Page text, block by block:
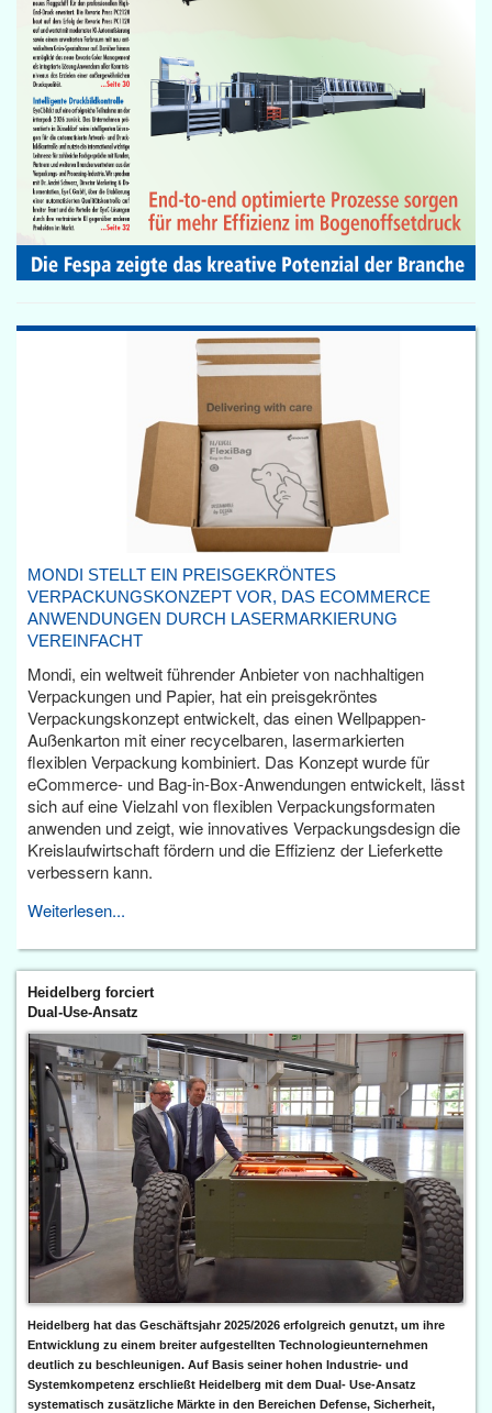
MONDI STELLT EIN PREISGEKRÖNTES
VERPACKUNGSKONZEPT VOR, DAS ECOMMERCE
ANWENDUNGEN DURCH LASERMARKIERUNG
VEREINFACHT
Mondi, ein weltweit führender Anbieter von nachhaltigen
Verpackungen und Papier, hat ein preisgekröntes
Verpackungskonzept entwickelt, das einen Wellpappen-
Außenkarton mit einer recycelbaren, lasermarkierten
flexiblen Verpackung kombiniert. Das Konzept wurde für
eCommerce- und Bag-in-Box-Anwendungen entwickelt, lässt
sich auf eine Vielzahl von flexiblen Verpackungsformaten
anwenden und zeigt, wie innovatives Verpackungsdesign die
Kreislaufwirtschaft fördern und die Effizienz der Lieferkette
verbessern kann.
Weiterlesen...
Heidelberg forciert
Dual-Use-Ansatz
Heidelberg hat das Geschäftsjahr 2025/2026 erfolgreich genutzt, um ihre
Entwicklung zu einem breiter aufgestellten Technologieunternehmen
deutlich zu beschleunigen. Auf Basis seiner hohen Industrie- und
Systemkompetenz erschließt Heidelberg mit dem Dual- Use-Ansatz
systematisch zusätzliche Märkte in den Bereichen Defense, Sicherheit,